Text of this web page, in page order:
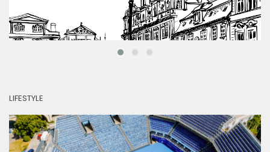
LIFESTYLE